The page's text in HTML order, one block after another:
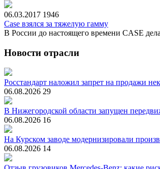
06.03.2017 1946
Case взялся за тяжелую гамму
В России до настоящего времени CASE
Новости отрасли
Росстандарт наложил запрет на продажи
06.08.2026 29
В Нижегородской области запущен
06.08.2026 16
На Курском заводе модернизировали
06.08.2026 14